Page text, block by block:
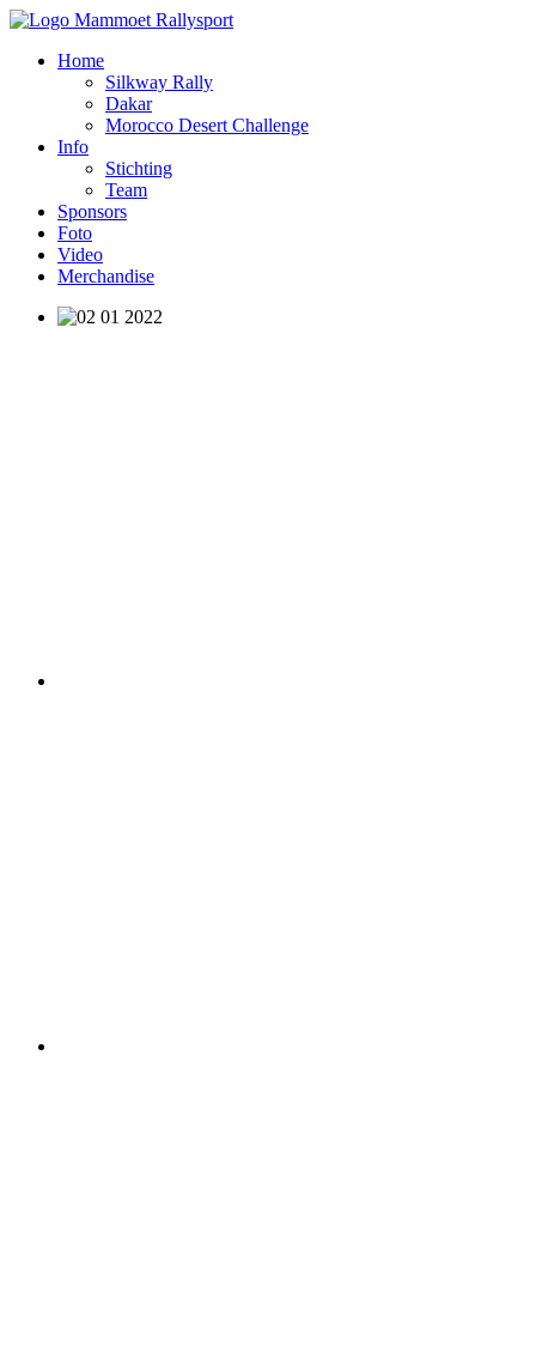
Home
Silkway Rally
Dakar
Morocco Desert Challenge
Info
Stichting
Team
Sponsors
Foto
Video
Merchandise